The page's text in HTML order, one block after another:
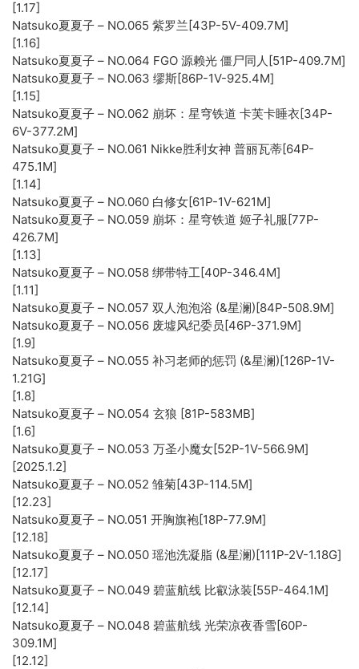
[1.17]
Natsuko夏夏子 – NO.065 紫罗兰[43P-5V-409.7M]
[1.16]
Natsuko夏夏子 – NO.064 FGO 源赖光 僵尸同人[51P-409.7M]
Natsuko夏夏子 – NO.063 缪斯[86P-1V-925.4M]
[1.15]
Natsuko夏夏子 – NO.062 崩坏：星穹铁道 卡芙卡睡衣[34P-
6V-377.2M]
Natsuko夏夏子 – NO.061 Nikke胜利女神 普丽瓦蒂[64P-
475.1M]
[1.14]
Natsuko夏夏子 – NO.060 白修女[61P-1V-621M]
Natsuko夏夏子 – NO.059 崩坏：星穹铁道 姬子礼服[77P-
426.7M]
[1.13]
Natsuko夏夏子 – NO.058 绑带特工[40P-346.4M]
[1.11]
Natsuko夏夏子 – NO.057 双人泡泡浴 (&星澜)[84P-508.9M]
Natsuko夏夏子 – NO.056 废墟风纪委员[46P-371.9M]
[1.9]
Natsuko夏夏子 – NO.055 补习老师的惩罚 (&星澜)[126P-1V-
1.21G]
[1.8]
Natsuko夏夏子 – NO.054 玄狼 [81P-583MB]
[1.6]
Natsuko夏夏子 – NO.053 万圣小魔女[52P-1V-566.9M]
[2025.1.2]
Natsuko夏夏子 – NO.052 雏菊[43P-114.5M]
[12.23]
Natsuko夏夏子 – NO.051 开胸旗袍[18P-77.9M]
[12.18]
Natsuko夏夏子 – NO.050 瑶池洗凝脂 (&星澜)[111P-2V-1.18G]
[12.17]
Natsuko夏夏子 – NO.049 碧蓝航线 比叡泳装[55P-464.1M]
[12.14]
Natsuko夏夏子 – NO.048 碧蓝航线 光荣凉夜香雪[60P-
309.1M]
[12.12]